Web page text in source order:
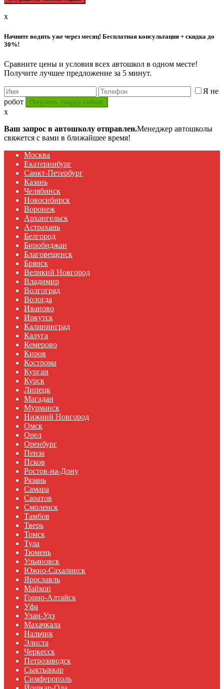
x
Начните водить уже через месяц! Бесплатная консультация + скидка до
30%!
Сравните цены и условия всех автошкол в одном месте!
Получите лучшее предложение за 5 минут.
Я не
робот
x
Ваш запрос в автошколу отправлен.Менеджер автошколы
свяжется с вами в ближайшее время!
Москва
Екатеринбург
Санкт-Петербург
Казань
Челябинск
Новосибирск
Воронеж
Архангельск
Астрахань
Белгород
Биробиджан
Благовещенск
Брянск
Великий Новгород
Владимир
Волгоград
Вологда
Иваново
Иркутск
Калининград
Калуга
Кемерово
Киров
Кострома
Курган
Курск
Липецк
Магадан
Мурманск
Нижний Новгород
Омск
Орел
Оренбург
Пенза
Псков
Ростов-на-Дону
Рязань
Самара
Саратов
Смоленск
Тамбов
Тверь
Томск
Тула
Тюмень
Ульяновск
Южно-Сахалинск
Ярославль
Майкоп
Горно-Алтайск
Уфа
Улан-Удэ
Махачкала
Нальчик
Элиста
Черкесск
Петрозаводск
Сыктывкар
Симферополь